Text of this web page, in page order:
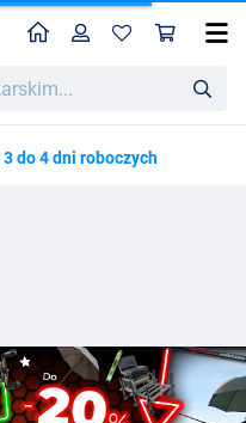
HomeProfil
do 4 dni roboczych